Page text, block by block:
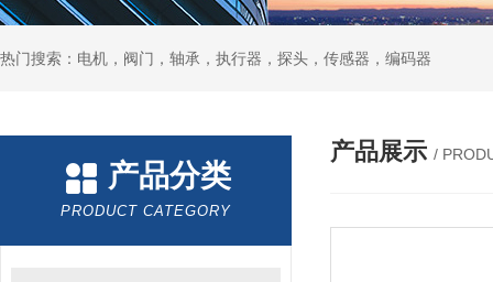
热门搜索：电机，阀门，轴承，执行器，探头，传感器，编码器
产品分类
PRODUCT CATEGORY
产品展示 /